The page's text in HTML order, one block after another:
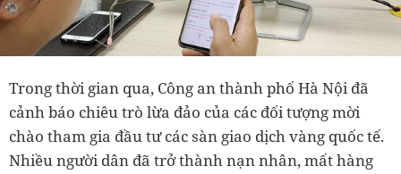
Trong thời gian qua, Công an thành phố Hà Nội đã
cảnh báo chiêu trò lừa đảo của các đối tượng mời
chào tham gia đầu tư các sàn giao dịch vàng quốc tế.
Nhiều người dân đã trở thành nạn nhân, mất hàng